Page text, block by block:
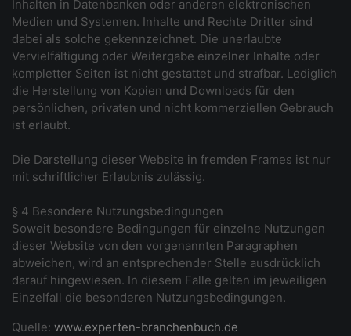
Inhalten in Datenbanken oder anderen elektronischen
Medien und Systemen. Inhalte und Rechte Dritter sind
dabei als solche gekennzeichnet. Die unerlaubte
Vervielfältigung oder Weitergabe einzelner Inhalte oder
kompletter Seiten ist nicht gestattet und strafbar. Lediglich
die Herstellung von Kopien und Downloads für den
persönlichen, privaten und nicht kommerziellen Gebrauch
ist erlaubt.
Die Darstellung dieser Website in fremden Frames ist nur
mit schriftlicher Erlaubnis zulässig.
§ 4 Besondere Nutzungsbedingungen
Soweit besondere Bedingungen für einzelne Nutzungen
dieser Website von den vorgenannten Paragraphen
abweichen, wird an entsprechender Stelle ausdrücklich
darauf hingewiesen. In diesem Falle gelten im jeweiligen
Einzelfall die besonderen Nutzungsbedingungen.
Quelle: www.experten-branchenbuch.de